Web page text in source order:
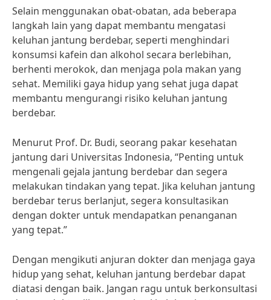
Selain menggunakan obat-obatan, ada beberapa
langkah lain yang dapat membantu mengatasi
keluhan jantung berdebar, seperti menghindari
konsumsi kafein dan alkohol secara berlebihan,
berhenti merokok, dan menjaga pola makan yang
sehat. Memiliki gaya hidup yang sehat juga dapat
membantu mengurangi risiko keluhan jantung
berdebar.
Menurut Prof. Dr. Budi, seorang pakar kesehatan
jantung dari Universitas Indonesia, “Penting untuk
mengenali gejala jantung berdebar dan segera
melakukan tindakan yang tepat. Jika keluhan jantung
berdebar terus berlanjut, segera konsultasikan
dengan dokter untuk mendapatkan penanganan
yang tepat.”
Dengan mengikuti anjuran dokter dan menjaga gaya
hidup yang sehat, keluhan jantung berdebar dapat
diatasi dengan baik. Jangan ragu untuk berkonsultasi